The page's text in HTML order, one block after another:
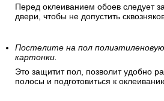
Перед оклеиванием обоев следует
двери, чтобы не допустить
Постелите на пол
картонки.
Это защитит пол, позволит удобно
полосы и подготовиться к